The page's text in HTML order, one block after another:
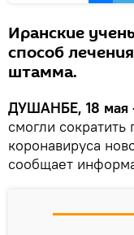
Иранские
способ
штамма.
ДУШАНБЕ, 18 мая
смогли
коронавируса
сообщает